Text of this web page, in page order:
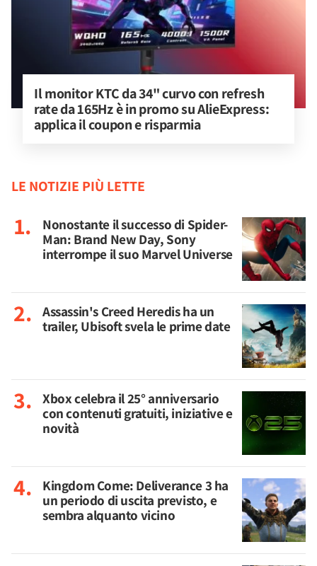
Il monitor KTC da 34" curvo con refresh
rate da 165Hz è in promo su AlieExpress:
applica il coupon e risparmia
LE NOTIZIE PIÙ LETTE
Nonostante il successo di Spider-
Man: Brand New Day, Sony
interrompe il suo Marvel Universe
Assassin's Creed Heredis ha un
trailer, Ubisoft svela le prime date
Xbox celebra il 25° anniversario
con contenuti gratuiti, iniziative e
novità
Kingdom Come: Deliverance 3 ha
un periodo di uscita previsto, e
sembra alquanto vicino